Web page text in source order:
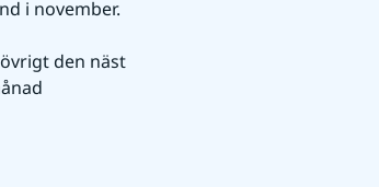
i november.
den näst